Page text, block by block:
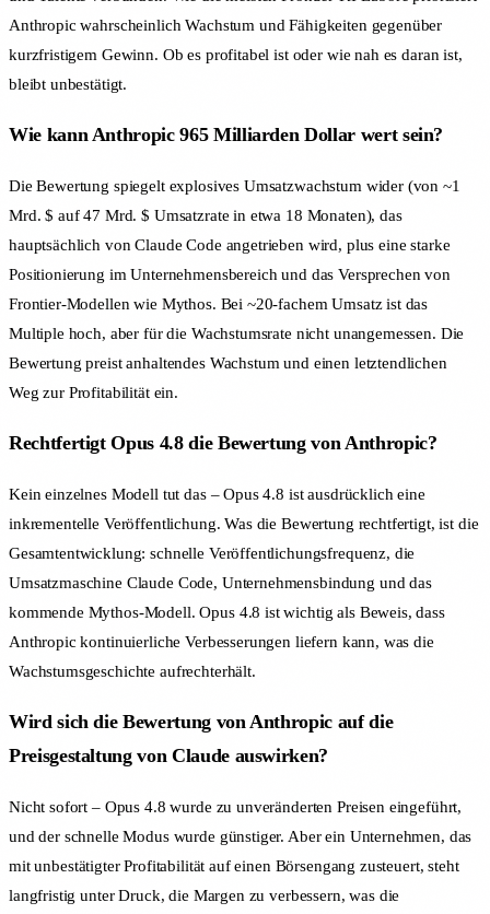
Anthropic wahrscheinlich Wachstum und Fähigkeiten gegenüber
kurzfristigem Gewinn. Ob es profitabel ist oder wie nah es daran ist,
bleibt unbestätigt.
Wie kann Anthropic 965 Milliarden Dollar wert sein?
Die Bewertung spiegelt explosives Umsatzwachstum wider (von ~1
Mrd. $ auf 47 Mrd. $ Umsatzrate in etwa 18 Monaten), das
hauptsächlich von Claude Code angetrieben wird, plus eine starke
Positionierung im Unternehmensbereich und das Versprechen von
Frontier-Modellen wie Mythos. Bei ~20-fachem Umsatz ist das
Multiple hoch, aber für die Wachstumsrate nicht unangemessen. Die
Bewertung preist anhaltendes Wachstum und einen letztendlichen
Weg zur Profitabilität ein.
Rechtfertigt Opus 4.8 die Bewertung von Anthropic?
Kein einzelnes Modell tut das – Opus 4.8 ist ausdrücklich eine
inkrementelle Veröffentlichung. Was die Bewertung rechtfertigt, ist die
Gesamtentwicklung: schnelle Veröffentlichungsfrequenz, die
Umsatzmaschine Claude Code, Unternehmensbindung und das
kommende Mythos-Modell. Opus 4.8 ist wichtig als Beweis, dass
Anthropic kontinuierliche Verbesserungen liefern kann, was die
Wachstumsgeschichte aufrechterhält.
Wird sich die Bewertung von Anthropic auf die
Preisgestaltung von Claude auswirken?
Nicht sofort – Opus 4.8 wurde zu unveränderten Preisen eingeführt,
und der schnelle Modus wurde günstiger. Aber ein Unternehmen, das
mit unbestätigter Profitabilität auf einen Börsengang zusteuert, steht
langfristig unter Druck, die Margen zu verbessern, was die